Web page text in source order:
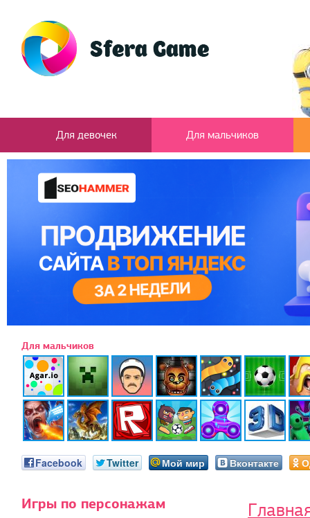
Для девочек Для мальчиков
Для мальчиков
Facebook Twitter Мой мир Вконтакте
Игры по персонажам